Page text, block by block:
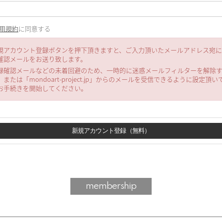
規約に同意する
アカウント登録ボタンを押下頂きますと、ご入力頂いたメールアドレス宛
認メールをお送り致します。
確認メールなどの未着回避のため、一時的に迷惑メールフィルターを解除す
または「mondoart-project.jp」からのメールを受信できるように設定頂い
手続きを開始してください。
membership